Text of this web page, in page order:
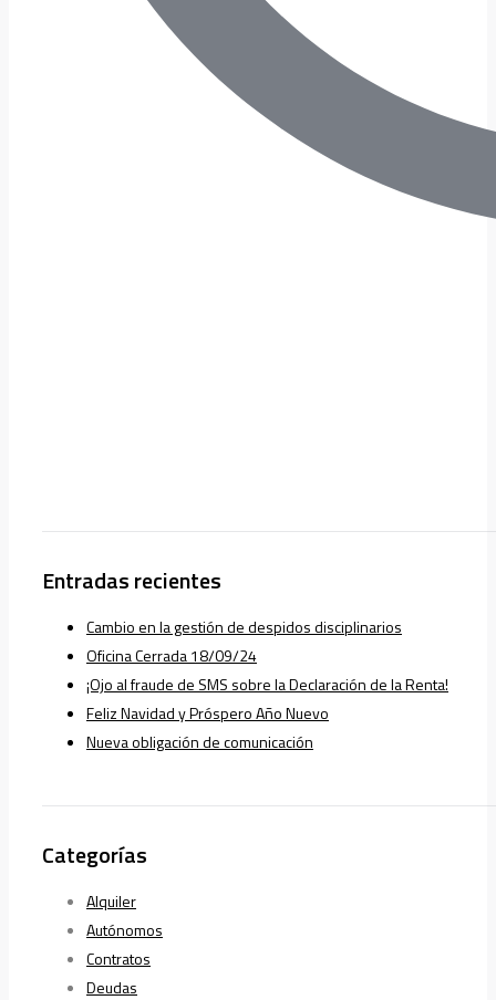
Entradas recientes
Cambio en la gestión de despidos disciplinarios
Oficina Cerrada 18/09/24
¡Ojo al fraude de SMS sobre la Declaración de la Renta!
Feliz Navidad y Próspero Año Nuevo
Nueva obligación de comunicación
Categorías
Alquiler
Autónomos
Contratos
Deudas